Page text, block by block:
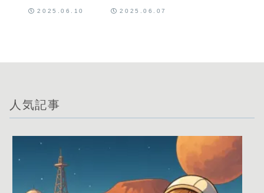
何が違う？仕
2025.06.10
と比較しなが
2025.06.07
人気記事